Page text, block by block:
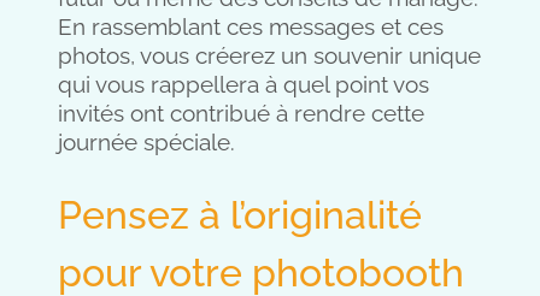
En rassemblant ces messages et ces
photos, vous créerez un souvenir unique
qui vous rappellera à quel point vos
invités ont contribué à rendre cette
journée spéciale.
Pensez à l’originalité
pour votre photobooth